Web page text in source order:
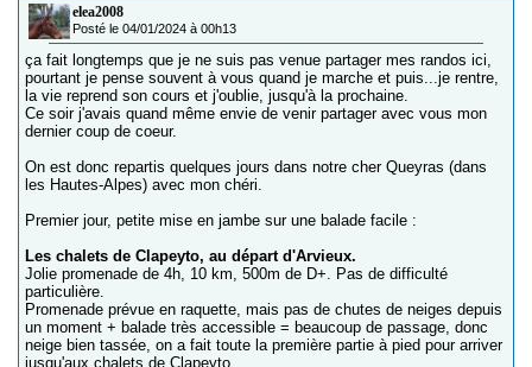
elea2008
Posté le 04/01/2024 à 00h13
ça fait longtemps que je ne suis pas venue partager mes randos ici,
pourtant je pense souvent à vous quand je marche et puis...je rentre,
la vie reprend son cours et j'oublie, jusqu'à la prochaine.
Ce soir j'avais quand même envie de venir partager avec vous mon
dernier coup de coeur.
On est donc repartis quelques jours dans notre cher Queyras (dans
les Hautes-Alpes) avec mon chéri.
Premier jour, petite mise en jambe sur une balade facile :
Les chalets de Clapeyto, au départ d'Arvieux.
Jolie promenade de 4h, 10 km, 500m de D+. Pas de difficulté
particulière.
Promenade prévue en raquette, mais pas de chutes de neiges depuis
un moment + balade très accessible = beaucoup de passage, donc
neige bien tassée, on a fait toute la première partie à pied pour arriver
jusqu'aux chalets de Clapeyto.